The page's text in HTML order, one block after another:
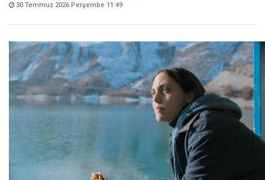
30 Temmuz 2026 Perşembe 11:49